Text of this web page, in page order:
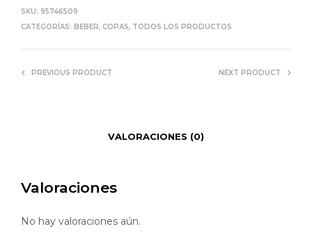
SKU: 95746509
CATEGORÍAS: BEBER, COPAS, TODOS LOS PRODUCTOS
PREVIOUS PRODUCT NEXT PRODUCT
VALORACIONES (0)
Valoraciones
No hay valoraciones aún.